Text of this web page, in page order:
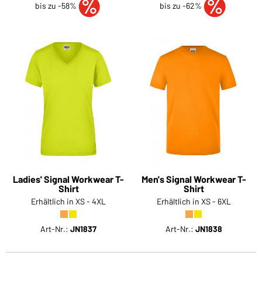
bis zu -58%
Ladies' Signal Workwear T-
Shirt
Erhältlich in XS - 4XL
Art-Nr.: JN1837
bis zu -62%
Men's Signal Workwear T-
Shirt
Erhältlich in XS - 6XL
Art-Nr.: JN1838